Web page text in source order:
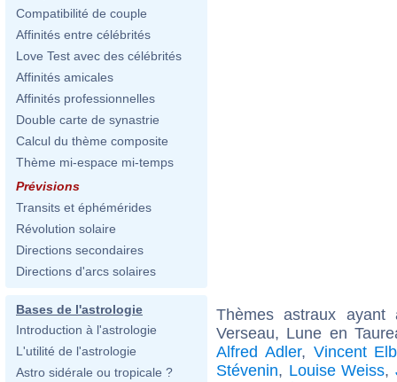
Compatibilité de couple
Affinités entre célébrités
Love Test avec des célébrités
Affinités amicales
Affinités professionnelles
Double carte de synastrie
Calcul du thème composite
Thème mi-espace mi-temps
Prévisions
Transits et éphémérides
Révolution solaire
Directions secondaires
Directions d'arcs solaires
Bases de l'astrologie
Introduction à l'astrologie
L'utilité de l'astrologie
Astro sidérale ou tropicale ?
Thèmes astraux
Verseau, Lune en
Alfred Adler, Vincent
Stévenin, Louise Weiss,